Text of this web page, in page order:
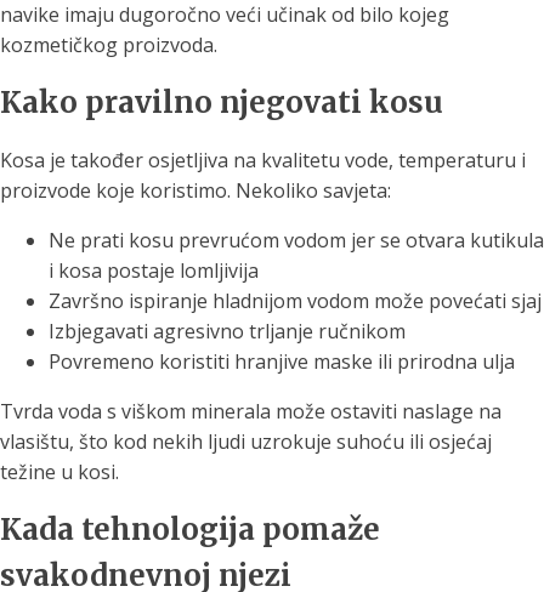
navike imaju dugoročno veći učinak od bilo kojeg
kozmetičkog proizvoda.
Kako pravilno njegovati kosu
Kosa je također osjetljiva na kvalitetu vode, temperaturu i
proizvode koje koristimo. Nekoliko savjeta:
Ne prati kosu prevrućom vodom jer se otvara kutikula
i kosa postaje lomljivija
Završno ispiranje hladnijom vodom može povećati sjaj
Izbjegavati agresivno trljanje ručnikom
Povremeno koristiti hranjive maske ili prirodna ulja
Tvrda voda s viškom minerala može ostaviti naslage na
vlasištu, što kod nekih ljudi uzrokuje suhoću ili osjećaj
težine u kosi.
Kada tehnologija pomaže
svakodnevnoj njezi